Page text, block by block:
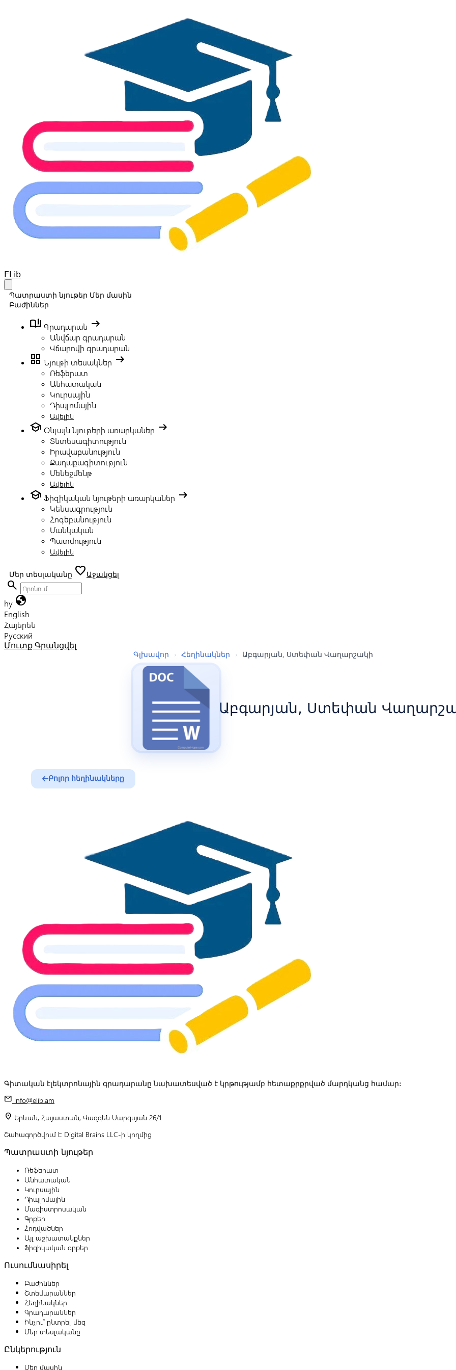
Your Company
ELib
Պատրաստի նյութեր Մեր մասին
Բաժիններ
book_ribbon Գրադարան arrow_right_alt
Անվճար գրադարան
Վճարովի գրադարան
grid_view Նյութի տեսակներ arrow_right_alt
Ռեֆերատ
Անհատական
Կուրսային
Դիպլոմային
Ավելին
school Օնլայն նյութերի առարկաներ arrow_right_alt
Տնտեսագիտություն
Իրավաբանություն
Քաղաքագիտություն
Մենեջմենթ
Ավելին
school Ֆիզիկական նյութերի առարկաներ arrow_right_alt
Կենսագրություն
Հոգեբանություն
Մանկական
Պատմություն
Ավելին
Մեր տեսլականը favoriteԱջակցել
search
hy globe
English
Հայերեն
Русский
Մուտք Գրանցվել
Գլխավոր › Հեղինակներ › Աբգարյան, Ստեփան Վաղարշակի
Աբգարյան, Ստեփան
Բոլոր հեղինակները
Գիտական էլեկտրոնային գրադարանը նախատեսված է կրթությամբ հետաքրքրված մարդկանց համար:
mail info@elib.am
location_on Երևան, Հայաստան, Վազգեն Սարգսյան 26/1
Շահագործվում է Digital Brains LLC-ի կողմից
Պատրաստի նյութեր
Ռեֆերատ
Անհատական
Կուրսային
Դիպլոմային
Մագիստրոսական
Գրքեր
Հոդվածներ
Այլ աշխատանքներ
Ֆիզիկական գրքեր
Ուսումնասիրել
Բաժիններ
Շտեմարաններ
Հեղինակներ
Գրադարաններ
Ինչու՞ ընտրել մեզ
Մեր տեսլականը
Ընկերություն
Մեր մասին